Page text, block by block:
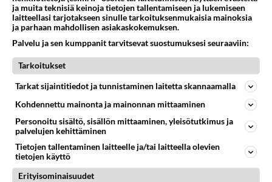
Löytyykö H2O jaksoja?
Löytyiskö mistään H2O:n ensimmäisen kauden
jaksoja? tietääkö kukaan onko niistä tehty esim. joku
leffaboksi tai onko net...
08.07.2008 18:50 38 3621 0
Saksalaiset poliisisarjat
jopa nimiään myöten: Der Kommissar Der Alte Der
Fahnder Der Rick...
ja muita teknisiä keinoja tietojen tallentamiseen ja lukemiseen
laitteellasi tarjotakseen sinulle tarkoituksenmukaisia mainoksia
ja parhaan mahdollisen asiakaskokemuksen.
Palvelu ja sen kumppanit tarvitsevat suostumuksesi seuraaviin:
Tarkoitukset
Tarkat sijaintitiedot ja tunnistaminen laitetta skannaamalla
Kohdennettu mainonta ja mainonnan mittaaminen
Personoitu sisältö, sisällön mittaaminen, yleisötutkimus ja
palvelujen kehittäminen
Tietojen tallentaminen laitteelle ja/tai laitteella olevien
tietojen käyttö
Erityisominaisuudet